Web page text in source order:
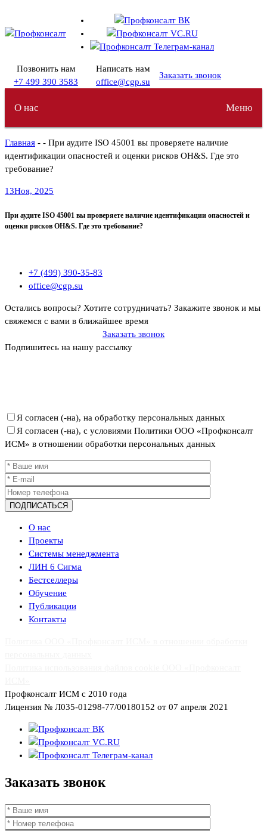
содержимому
Позвонить нам
+7 499 390 3583
Написать нам
office@cgp.su
Заказать звонок
О нас Меню
Главная - - При аудите ISO 45001 вы проверяете наличие
идентификации опасностей и оценки рисков OH&S. Где это
требование?
13Ноя, 2025
При аудите ISO 45001 вы проверяете наличие идентификации опасностей и
оценки рисков OH&S. Где это требование?
+7 (499) 390-35-83
office@cgp.su
Остались вопросы? Хотите сотрудничать? Закажите звонок и мы
свяжемся с вами в ближайшее время
Заказать звонок
Подпишитесь на нашу рассылку
Я согласен (-на), на обработку персональных данных
Я согласен (-на), с условиями Политики ООО «Профконсалт
ИСМ» в отношении обработки персональных данных
О нас
Проекты
Системы менеджмента
ЛИН 6 Сигма
Бестселлеры
Обучение
Публикации
Контакты
Профконсалт ИСМ с 2010 года
Лицензия № Л035-01298-77/00180152 от 07 апреля 2021
Заказать звонок